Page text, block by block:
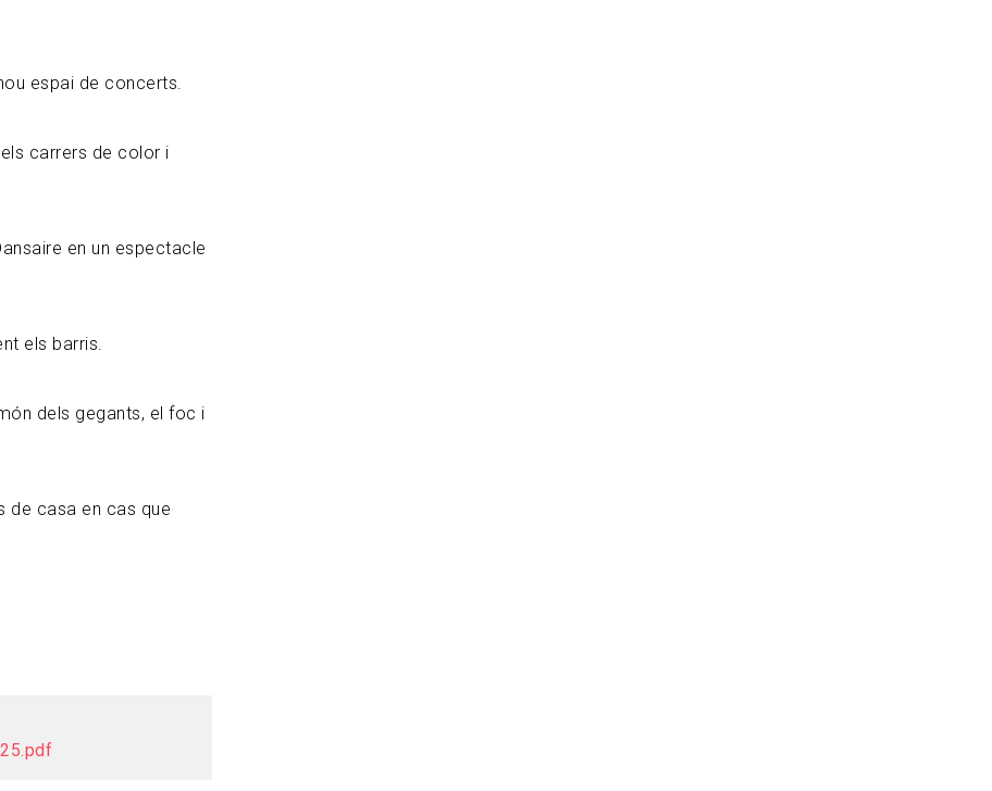
espai de concerts.
carrers de color i
en un espectacle
els barris.
dels gegants, el foc i
de casa en cas que